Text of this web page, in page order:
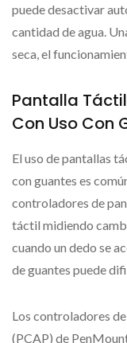
puede desactivar
cantidad de agua.
seca, el
Pantalla
Con Uso Con
El uso de pantallas
con guantes es
controladores de
táctil midiendo
cuando un dedo se
de guantes puede
Los controladores
(PCAP) de